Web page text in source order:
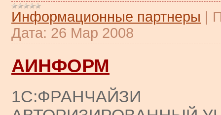
Информационные партнеры |
Дата: 26 Мар 2008
АИНФОРМ
1С:ФРАНЧАЙЗИ